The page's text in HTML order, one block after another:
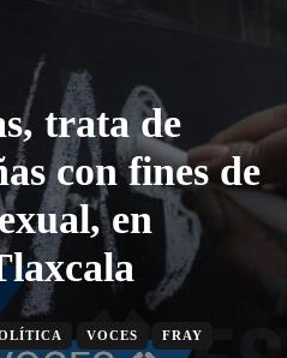
trata de
con fines de
en
VOCES FRAY